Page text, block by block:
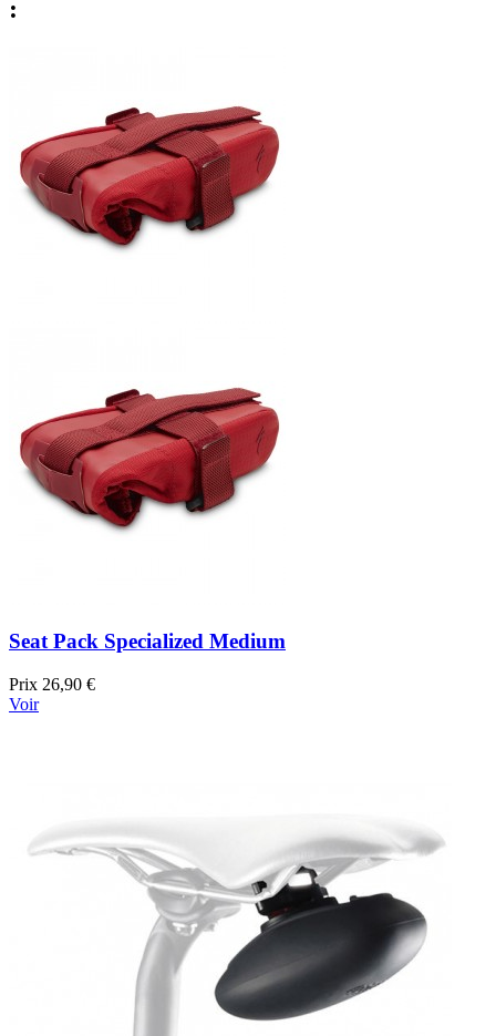
:
Seat Pack Specialized Medium
Prix 26,90 €
Voir